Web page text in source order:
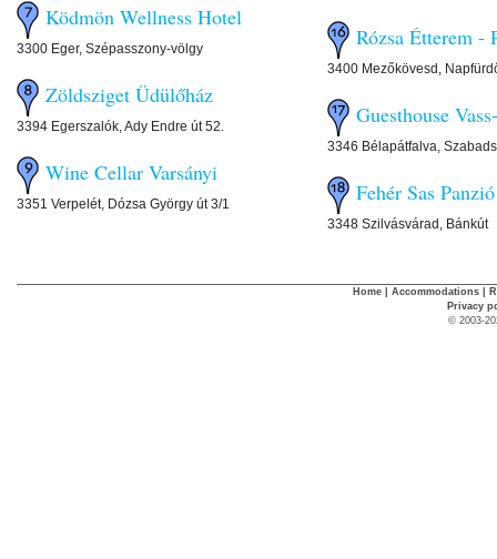
Ködmön Wellness Hotel
3300 Eger, Szépasszony-völgy
Zöldsziget Üdülőház
3394 Egerszalók, Ady Endre út 52.
Wine Cellar Varsányi
3351 Verpelét, Dózsa György út 3/1
Rózsa Étterem -
3400 Mezőkövesd,
Guesthouse
3346 Bélapátfalva,
Fehér Sas Panzió
3348 Szilvásvárad, Bánkút
Home Accommodations
Privacy
© 2003-